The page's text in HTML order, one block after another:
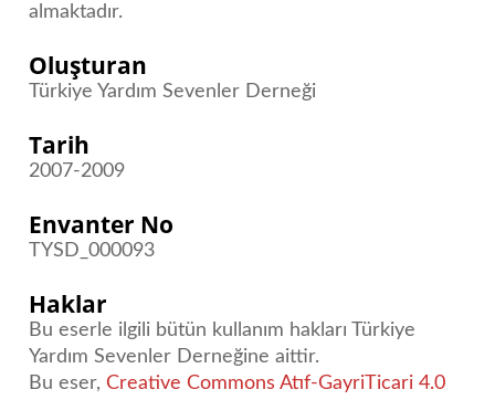
almaktadır.
Oluşturan
Türkiye Yardım Sevenler Derneği
Tarih
2007-2009
Envanter No
TYSD_000093
Haklar
Bu eserle ilgili bütün kullanım hakları Türkiye
Yardım Sevenler Derneğine aittir.
Bu eser,Creative Commons Atıf-GayriTicari 4.0